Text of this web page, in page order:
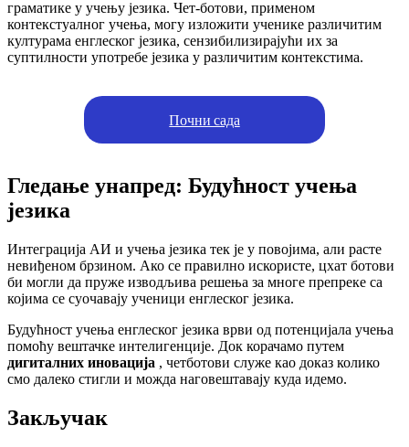
граматике у учењу језика. Чет-ботови, применом
контекстуалног учења, могу изложити ученике различитим
културама енглеског језика, сензибилизирајући их за
суптилности употребе језика у различитим контекстима.
Почни сада
Гледање унапред: Будућност учења
језика
Интеграција АИ и учења језика тек је у повојима, али расте
невиђеном брзином. Ако се правилно искористе, цхат ботови
би могли да пруже изводљива решења за многе препреке са
којима се суочавају ученици енглеског језика.
Будућност учења енглеског језика врви од потенцијала учења
помоћу вештачке интелигенције. Док корачамо путем
дигиталних иновација , четботови служе као доказ колико
смо далеко стигли и можда наговештавају куда идемо.
Закључак